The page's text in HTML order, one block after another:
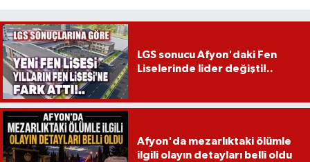
LGS sonucu Afyon'daki Fen
Liselerinde lider değişti!..
Afyon'da mezarlıktaki ölümle
ilgili olayın detayları belli oldu